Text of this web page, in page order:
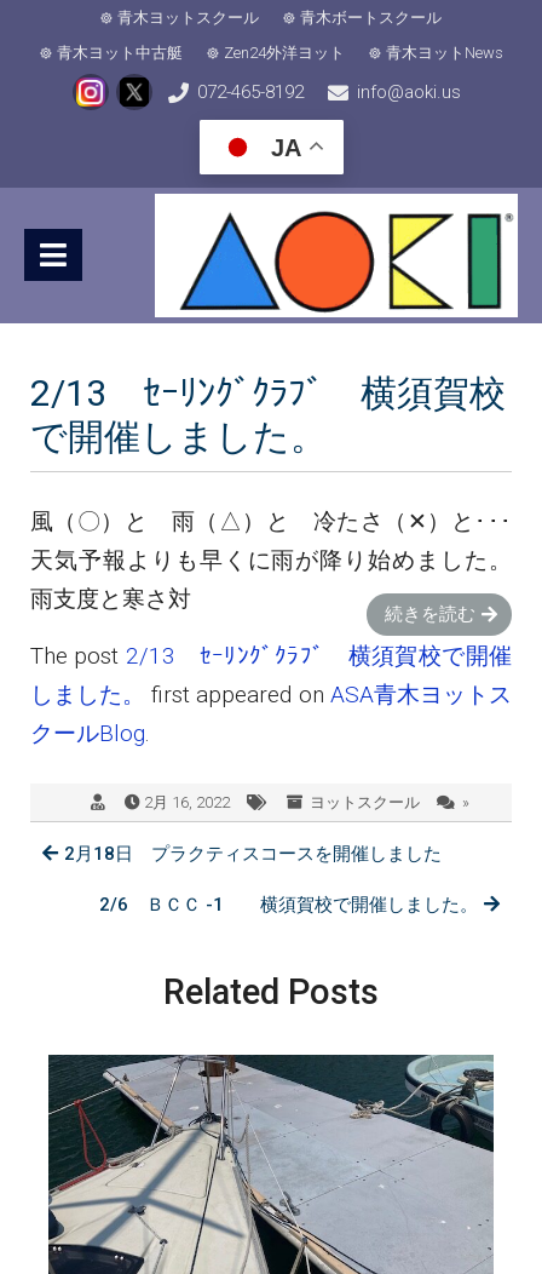
青木ヨットスクール
青木ボートスクール
青木ヨット中古艇
Zen24外洋ヨット 青木ヨットNews
072-465-8192 info@aoki.us
JA
2/13 ｾｰﾘﾝｸﾞｸﾗﾌﾞ 横須賀校
で開催しました。
風（〇）と 雨（△）と 冷たさ（✕）と･･･
天気予報よりも早くに雨が降り始めました。
雨支度と寒さ対
続きを読む
The post 2/13 ｾｰﾘﾝｸﾞｸﾗﾌﾞ 横須賀校で開催
しました。
first appeared on ASA青木ヨットス
クールBlog.
2月 16, 2022 ヨットスクール »
2月18日 プラクティスコースを開催しました
2/6 ＢＣＣ -1 横須賀校で開催しました。
Related Posts